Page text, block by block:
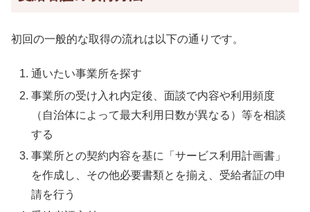
初回の一般的な取得の流れは以下の通りです。
通いたい事業所を探す
事業所の受け入れ内定後、面談で内容や利用頻度
（自治体によって最大利用日数が異なる）等を相談
する
事業所との契約内容を基に「サービス利用計画書」
を作成し、その他必要書類とを揃え、受給者証の申
請を行う